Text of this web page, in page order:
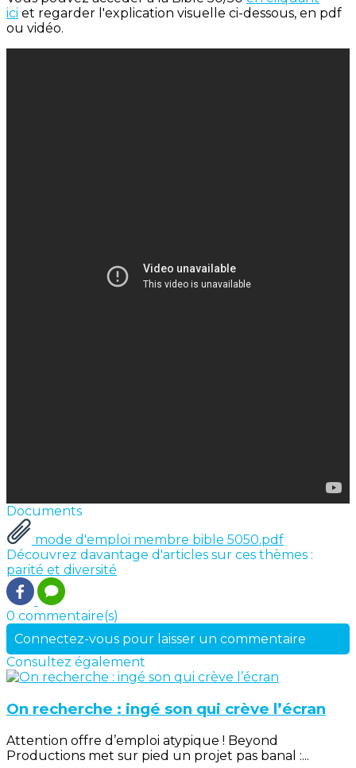
ici et regarder l'explication visuelle ci-dessous, en pdf
ou vidéo.
Documents
mode d'emploi membre bible 5050.pdf
Découvrez davantage d'articles sur ces thèmes :
parité et diversité
0 commentaire(s)
Connectez-vous pour laisser un commentaire
Consultez également
On recherche : ingé son qui crève l’écran
Attention offre d’emploi atypique ! Beyond
Productions met sur pied un projet pas banal :...